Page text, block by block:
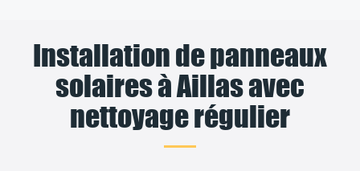
Installation de panneaux
solaires à Aillas avec
nettoyage régulier